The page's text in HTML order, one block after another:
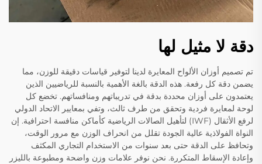
دقة لا مثيل لها
تم تصميم أوزان الألواح المعايرة لدينا لتوفير قياسات دقيقة للوزن، مما
يضمن دقة كل رفعة. هذه الدقة بالغة الأهمية بالنسبة للرياضيين الذين
يعتمدون على أوزان محددة بدقة في تدريباتهم ومنافساتهم. تخضع كل
لوحة لمعايرة فردية وتحقق من طرف ثالث، وتفي بمعايير الاتحاد الدولي
لرفع الأثقال (IWF) لتأهيل الصالات الرياضية كأماكن منافسة احترافية. إن
النواة الفولاذية عالية الجودة تقلل من انحراف الوزن مع مرور الوقت،
وتحافظ على الدقة حتى بعد سنوات من الاستخدام التجاري المكثف
وإعادة الإسقاط المتكررة. نحن نوفر علامات وزن واضحة ومطبوعة بالليزر